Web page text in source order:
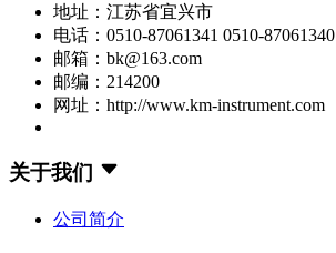
地址：江苏省宜兴市
电话：0510-87061341 0510-87061340
邮箱：bk@163.com
邮编：214200
网址：http://www.km-instrument.com
关于我们
公司简介